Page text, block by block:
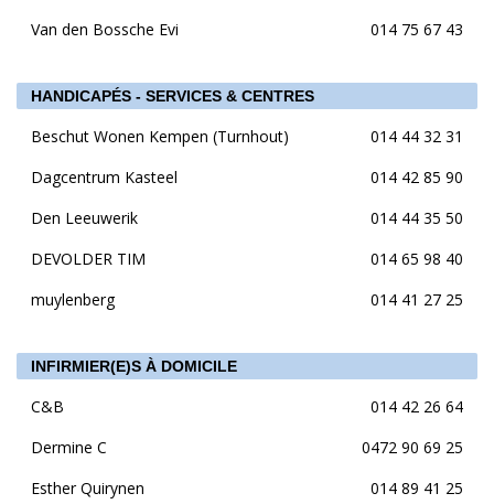
Van den Bossche Evi
014 75 67 43
HANDICAPÉS - SERVICES & CENTRES
Beschut Wonen Kempen (Turnhout)
014 44 32 31
Dagcentrum Kasteel
014 42 85 90
Den Leeuwerik
014 44 35 50
DEVOLDER TIM
014 65 98 40
muylenberg
014 41 27 25
INFIRMIER(E)S À DOMICILE
C&B
014 42 26 64
Dermine C
0472 90 69 25
Esther Quirynen
014 89 41 25